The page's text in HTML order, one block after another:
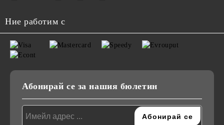
Ние работим с
Абонирай се за нашия бюлетин